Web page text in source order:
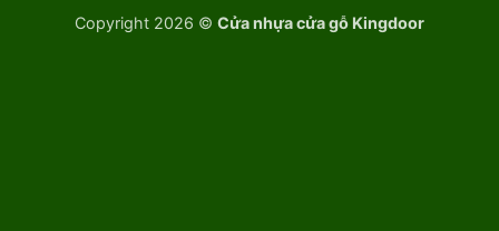
Copyright 2026 © Cửa nhựa cửa gỗ Kingdoor